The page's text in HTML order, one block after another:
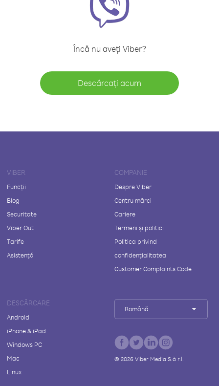
Încă nu aveți Viber?
Descărcați acum
VIBER
Funcții
Blog
Securitate
Viber Out
Tarife
Asistență
COMPANIE
Despre Viber
Centru mărci
Cariere
Termeni și politici
Politica privind
confidențialitatea
Customer Complaints Code
DESCĂRCARE
Android
iPhone & iPad
Windows PC
Mac
Linux
Română
© 2026Viber Media S.à r.l.